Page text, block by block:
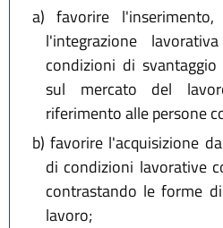
a) favorire
l'integrazione
condizioni di
sul mercato del
riferimento alle persone
b) favorire l'acquisizione
di condizioni lavorative
contrastando le forme
lavoro;